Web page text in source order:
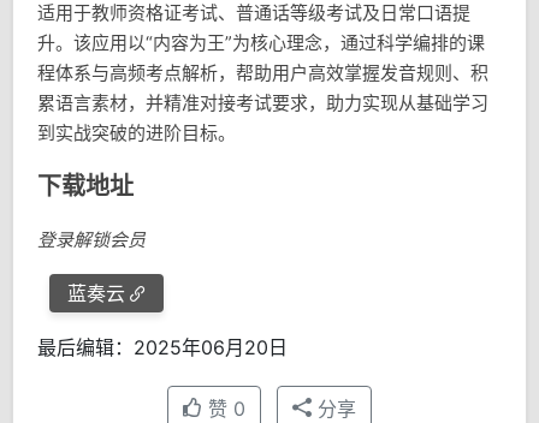
适用于教师资格证考试、普通话等级考试及日常口语提
升。该应用以“内容为王”为核心理念，通过科学编排的课
程体系与高频考点解析，帮助用户高效掌握发音规则、积
累语言素材，并精准对接考试要求，助力实现从基础学习
到实战突破的进阶目标。
下载地址
登录解锁会员
蓝奏云
最后编辑：2025年06月20日
赞 0 分享